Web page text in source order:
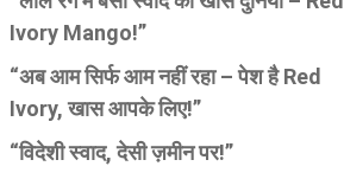
Ivory Mango!”
“अब आम सिर्फ आम नहीं रहा – पेश है Red
Ivory, खास आपके लिए!”
“विदेशी स्वाद, देसी ज़मीन पर!”